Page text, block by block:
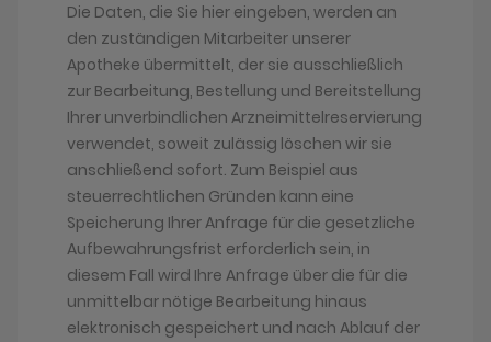
Die Daten, die Sie hier eingeben, werden an
den zuständigen Mitarbeiter unserer
Apotheke übermittelt, der sie ausschließlich
zur Bearbeitung, Bestellung und Bereitstellung
Ihrer unverbindlichen Arzneimittelreservierung
verwendet, soweit zulässig löschen wir sie
anschließend sofort. Zum Beispiel aus
steuerrechtlichen Gründen kann eine
Speicherung Ihrer Anfrage für die gesetzliche
Aufbewahrungsfrist erforderlich sein, in
diesem Fall wird Ihre Anfrage über die für die
unmittelbar nötige Bearbeitung hinaus
elektronisch gespeichert und nach Ablauf der